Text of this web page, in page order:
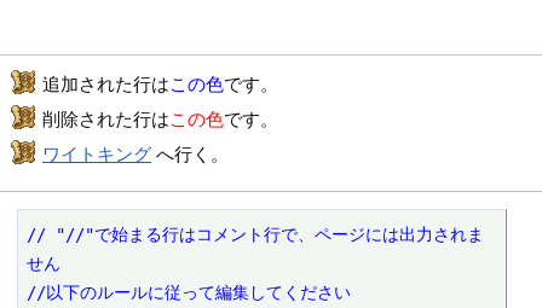
追加された行はこの色です。
削除された行はこの色です。
ワイトキング へ行く。
// "//"で始まる行はコメント行で、ページには出力されま
せん
//以下のルールに従って編集してください